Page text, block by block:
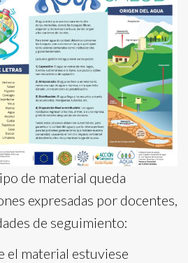
de material queda
expresadas por docentes,
de seguimiento:
el material estuviese